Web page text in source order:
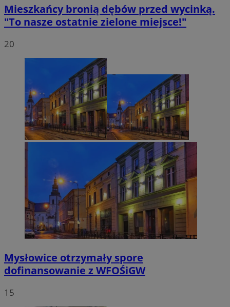
Mieszkańcy bronią dębów przed wycinką.
"To nasze ostatnie zielone miejsce!"
20
Mysłowice otrzymały spore
dofinansowanie z WFOŚiGW
15